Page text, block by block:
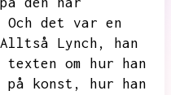
Och det var en
Alltså Lynch,
han
om hur han
på konst,
hur han